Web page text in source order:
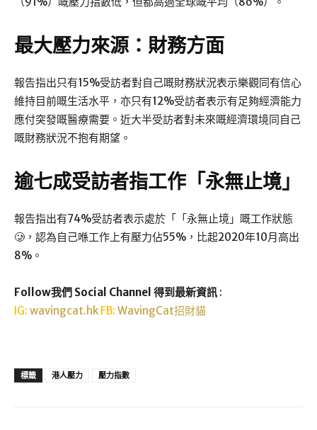
最大壓力來源：財務方面
報告指出只有15%受訪者對自己嘅財務狀況表示樂觀同有信心
維持目前嘅生活水平，亦只有12%受訪者表示有足夠經濟能力
應付突發嘅醫療需要。近大半受訪者對未來嘅經濟環境同自己
嘅財務狀況不抱有期望。
逾七成受訪者指工作「永無止境」
報告指出有74%受訪者表示處於「「永無止境」嘅工作狀態
🥲，認為自己喺工作上有壓力佔55%，比起2020年10月高出
8%。
Follow我們 Social Channel 得到最新資訊 :
IG: wavingcat.hk FB: WavingCat招財貓
標籤 港人壓力 壓力指數